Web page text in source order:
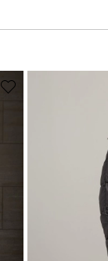
Sposta